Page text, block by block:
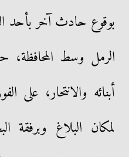
بوقوع حادث آخر بأحد
الرمل وسط
أبنائه والانتحار، على
لمكان البلاغ وبرفقة